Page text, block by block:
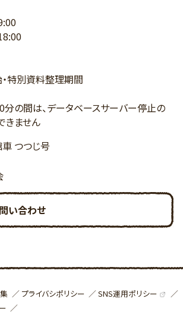
・特別資料整理期間
の間は、データベースサーバー停止の
きません
つつじ号
い合わせ
プライバシポリシー
SNS運用ポリシー